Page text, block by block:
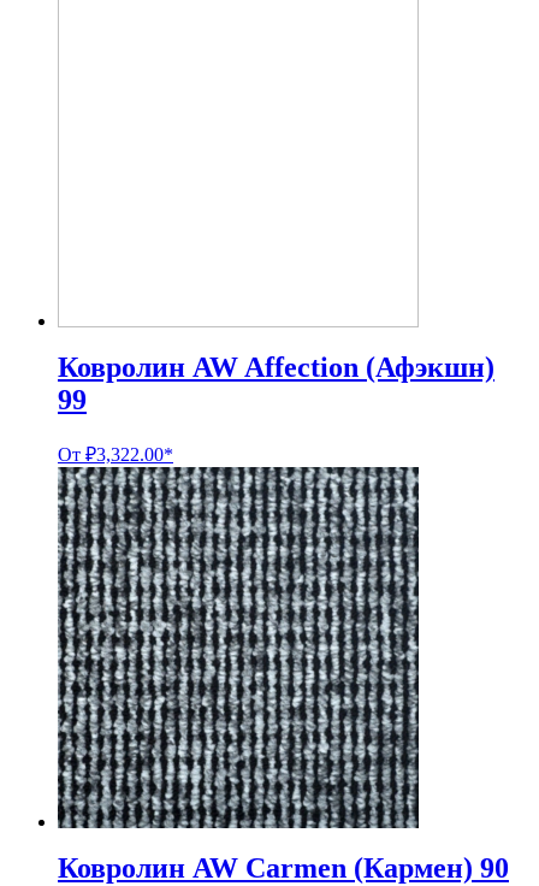
Ковролин AW Affection (Афэкшн)
99
От ₽3,322.00*
Ковролин AW Carmen (Кармен) 90